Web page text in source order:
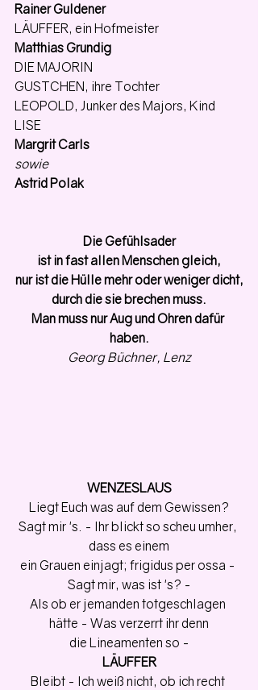
Rainer Guldener
LÄUFFER, ein Hofmeister
Matthias Grundig
DIE MAJORIN
GUSTCHEN, ihre Tochter
LEOPOLD, Junker des Majors, Kind
LISE
Margrit Carls
sowie
Astrid Polak
Die Gefühlsader
ist in fast allen Menschen gleich,
nur ist die Hülle mehr oder weniger dicht,
durch die sie brechen muss.
Man muss nur Aug und Ohren dafür
haben.
Georg Büchner, Lenz
WENZESLAUS
Liegt Euch was auf dem Gewissen?
Sagt mir 's. - Ihr blickt so scheu umher,
dass es einem
ein Grauen einjagt; frigidus per ossa -
Sagt mir, was ist 's? -
Als ob er jemanden totgeschlagen
hätte - Was verzerrt ihr denn
die Lineamenten so -
LÄUFFER
Bleibt - Ich weiß nicht, ob ich recht